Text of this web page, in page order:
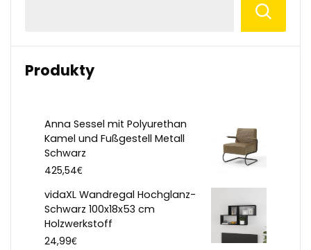
Produkty
Anna Sessel mit Polyurethan
Kamel und Fußgestell Metall
Schwarz
425,54€
vidaXL Wandregal Hochglanz-
Schwarz 100x18x53 cm
Holzwerkstoff
24,99€